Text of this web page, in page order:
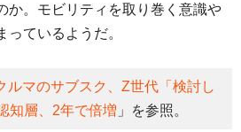
か。モビリティを取り巻く意識や
ているようだ。
ルマのサブスク、Z世代「検討し
知層、2年で倍増 」を参照。